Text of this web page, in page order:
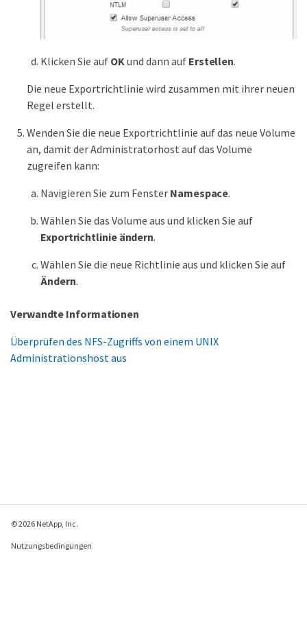
Klicken Sie auf OK und dann auf Erstellen.
Die neue Exportrichtlinie wird zusammen mit ihrer neuen
Regel erstellt.
Wenden Sie die neue Exportrichtlinie auf das neue Volume
an, damit der Administratorhost auf das Volume
zugreifen kann:
Navigieren Sie zum Fenster Namespace.
Wählen Sie das Volume aus und klicken Sie auf
Exportrichtlinie ändern.
Wählen Sie die neue Richtlinie aus und klicken Sie auf
Ändern.
Verwandte Informationen
Überprüfen des NFS-Zugriffs von einem UNIX
Administrationshost aus
© 2026 NetApp, Inc.
Nutzungsbedingungen